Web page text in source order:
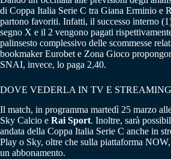
di Coppa Italia Serie C tra Giana Erminio e
partono favoriti. Infatti, il successo interno
segno X e il 2 vengono pagati
palinsesto complessivo delle scommesse
bookmaker Eurobet e Zona Gioco
SNAI, invece, lo paga 2,40.
DOVE VEDERLA IN TV E STREAMING
Il match, in programma martedì 25 marzo
Sky Calcio e Rai Sport. Inoltre, sarà
andata della Coppa Italia Serie C anche in
Play o Sky, oltre che sulla piattaforma
un abbonamento.